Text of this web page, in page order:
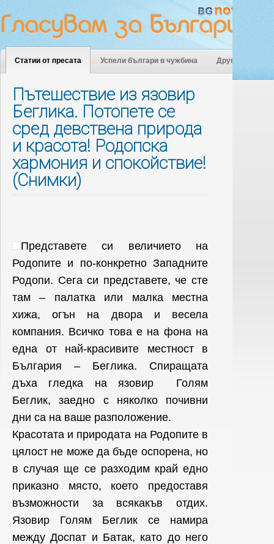
Статии от пресата Успели българи в чужбина Други
Пътешествие из язовир
Беглика. Потопете се
сред девствена природа
и красота! Родопска
хармония и спокойствие!
(Снимки)
Представете си величието на
Родопите и по-конкретно Западните
Родопи. Сега си представете, че сте
там – палатка или малка местна
хижа, огън на двора и весела
компания. Всичко това е на фона на
една от най-красивите местност в
България – Беглика. Спиращата
дъха гледка на язовир Голям
Беглик, заедно с няколко почивни
дни са на ваше разположение.
Красотата и природата на Родопите в
цялост не може да бъде оспорена, но
в случая ще се разходим край едно
приказно място, което предоставя
възможности за всякакъв отдих.
Язовир Голям Беглик се намира
между Доспат и Батак, като до него